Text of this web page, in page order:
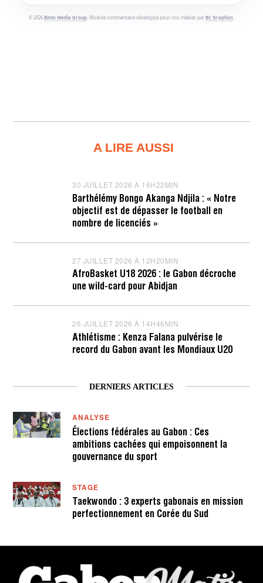
© 2026 Binto Media Group. Module commentaire développé pour nos médias par BC Graphics.
A LIRE AUSSI
30 JUILLET 2026 À 16H22MIN
0
J
U
L
2
0
À
H
2
3
Barthélémy Bongo Akanga Ndjila : « Notre
objectif est de dépasser le football en
nombre de licenciés »
27 JUILLET 2026 À 12H20MIN
7
J
L
T
2
0
2
M
I
AfroBasket U18 2026 : le Gabon décroche
une wild-card pour Abidjan
26 JUILLET 2026 À 14H46MIN
6
J
U
6
À
M
I
Athlétisme : Kenza Falana pulvérise le
record du Gabon avant les Mondiaux U20
DERNIERS ARTICLES
ANALYSE
Élections fédérales au Gabon : Ces
ambitions cachées qui empoisonnent la
gouvernance du sport
STAGE
Taekwondo : 3 experts gabonais en mission
perfectionnement en Corée du Sud